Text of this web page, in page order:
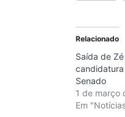
Relacionado
Saída de
Senado
1 de março
Em